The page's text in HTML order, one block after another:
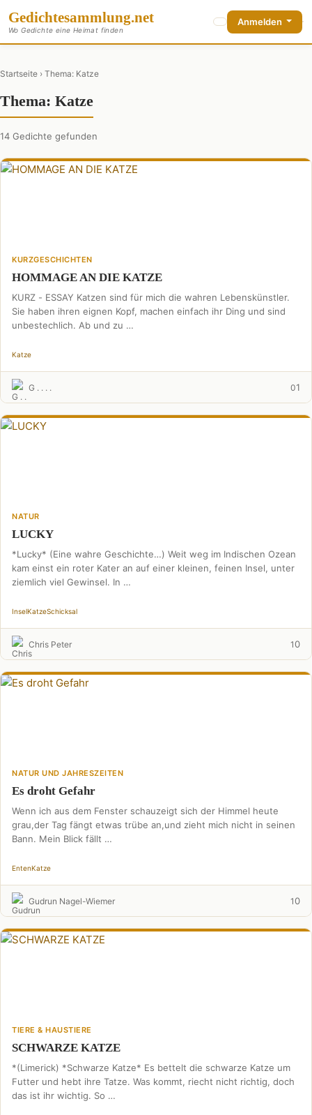
Gedichtesammlung.net
Wo Gedichte eine Heimat finden
Anmelden
Startseite › Thema: Katze
Thema: Katze
14 Gedichte gefunden
KURZGESCHICHTEN
HOMMAGE AN DIE KATZE
KURZ - ESSAY Katzen sind für mich die wahren Lebenskünstler.
Sie haben ihren eignen Kopf, machen einfach ihr Ding und sind
unbestechlich. Ab und zu …
Katze
G . . . . 01
NATUR
LUCKY
*Lucky* (Eine wahre Geschichte…) Weit weg im Indischen Ozean
kam einst ein roter Kater an auf einer kleinen, feinen Insel, unter
ziemlich viel Gewinsel. In …
InselKatzeSchicksal
Chris Peter 10
NATUR UND JAHRESZEITEN
Es droht Gefahr
Wenn ich aus dem Fenster schauzeigt sich der Himmel heute
grau,der Tag fängt etwas trübe an,und zieht mich nicht in seinen
Bann. Mein Blick fällt …
EntenKatze
Gudrun Nagel-Wiemer 10
TIERE & HAUSTIERE
SCHWARZE KATZE
*(Limerick) *Schwarze Katze* Es bettelt die schwarze Katze um
Futter und hebt ihre Tatze. Was kommt, riecht nicht richtig, doch
das ist ihr wichtig. So …